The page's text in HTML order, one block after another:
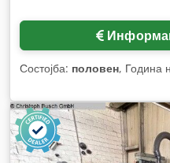
Состојба: половен, Година